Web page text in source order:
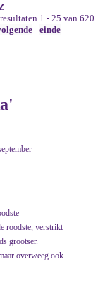
resultaten 1 - 25 van 620
einde
roodste, verstrikt
grootser.
overweeg ook